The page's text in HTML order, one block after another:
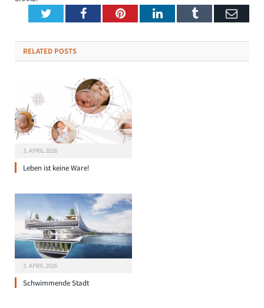
TwitterFacebookPinterestLinkedInTumblr
RELATED POSTS
3. APRIL 2026
Leben ist keine Ware!
3. APRIL 2026
Schwimmende Stadt